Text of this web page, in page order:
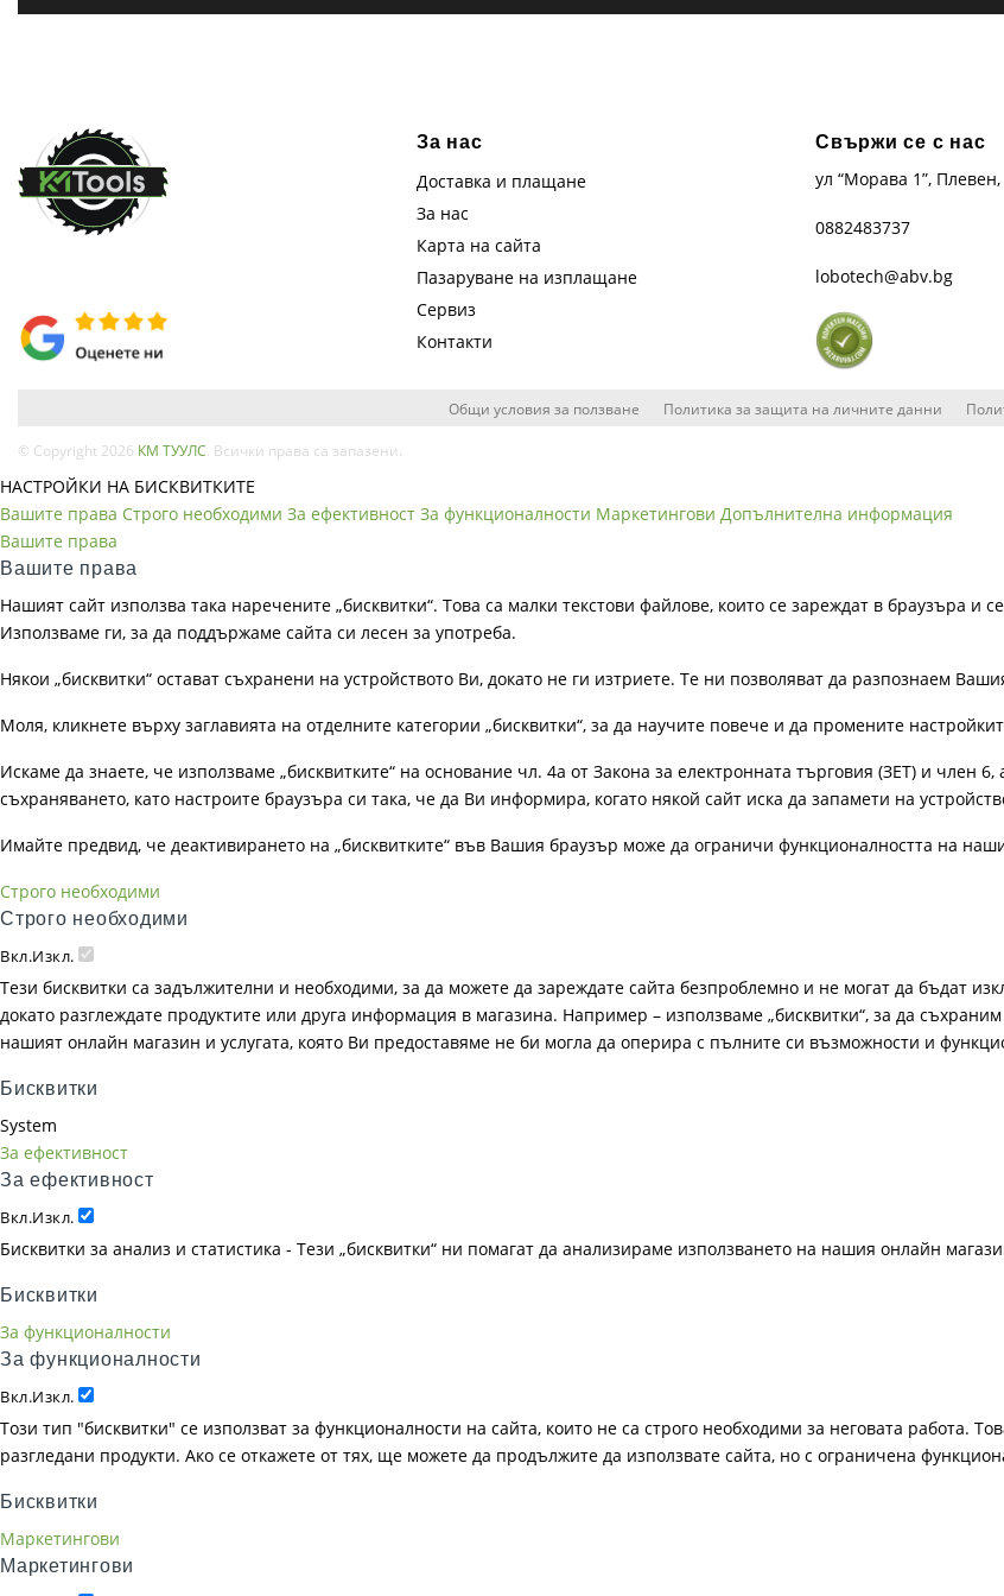
За нас
Доставка и плащане
За нас
Карта на сайта
Пазаруване на изплащане
Сервиз
Контакти
Свържи се с нас
ул “Морава 1”,
0882483737
lobotech@abv.bg
Общи условия за ползване Политика за защита на личните данни
© Copyright 2026 КМ ТУУЛС . Всички права са запазени.
НАСТРОЙКИ НА БИСКВИТКИТЕ
Вашите права Строго необходими За ефективност За функционалности Маркетингови Допълнителна информация
Вашите права
Вашите права
Нашият сайт използва така наречените „бисквитки“. Това са малки текстови файлове, които се зареждат в браузъра и
Използваме ги, за да поддържаме сайта си лесен за употреба.
Някои „бисквитки“ остават съхранени на устройството Ви, докато не ги изтриете. Те ни позволяват да разпознаем
Моля, кликнете върху заглавията на отделните категории „бисквитки“, за да научите повече и да промените
Искаме да знаете, че използваме „бисквитките“ на основание чл. 4а от Закона за електронната търговия (ЗЕТ) и член
съхраняването, като настроите браузъра си така, че да Ви информира, когато някой сайт иска да запамети на
Имайте предвид, че деактивирането на „бисквитките“ във Вашия браузър може да ограничи функционалността на
Строго необходими
Строго необходими
Вкл.Изкл.
Тези бисквитки са задължителни и необходими, за да можете да зареждате сайта безпроблемно и не могат да бъдат
докато разглеждате продуктите или друга информация в магазина. Например – използваме „бисквитки“, за да
нашият онлайн магазин и услугата, която Ви предоставяме не би могла да оперира с пълните си възможности и
Бисквитки
System
За ефективност
За ефективност
Вкл.Изкл.
Бисквитки за анализ и статистика - Тези „бисквитки“ ни помагат да анализираме използването на нашия онлайн
Бисквитки
За функционалности
За функционалности
Вкл.Изкл.
Този тип "бисквитки" се използват за функционалности на сайта, които не са строго необходими за неговата работа.
разгледани продукти. Ако се откажете от тях, ще можете да продължите да използвате сайта, но с ограничена
Бисквитки
Маркетингови
Маркетингови